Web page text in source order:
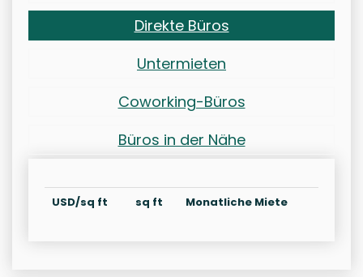
Direkte Büros
Untermieten
Coworking-Büros
Büros in der Nähe
USD/sq ft sq ft Monatliche Miete